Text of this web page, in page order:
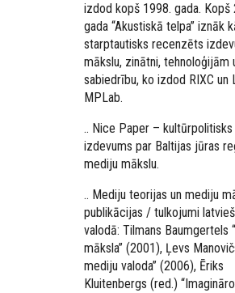
izdod kopš 1998. gada. Kopš
gada “Akustiskā telpa” iznāk
starptautisks recenzēts
mākslu, zinātni, tehnoloģijām
sabiedrību, ko izdod RIXC un
MPLab.
.. Nice Paper – kultūrpolitisks
izdevums par Baltijas jūras
mediju mākslu.
.. Mediju teorijas un mediju
publikācijas / tulkojumi
valodā: Tilmans Baumgertels
māksla” (2001), Ļevs
mediju valoda” (2006), Ēriks
Kluitenbergs (red.)